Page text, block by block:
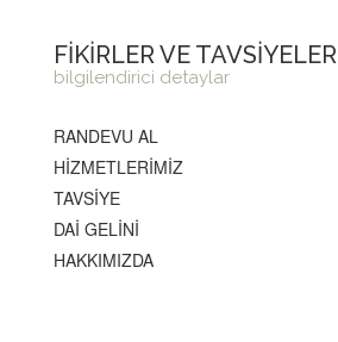
FİKİRLER VE TAVSİYELER
bilgilendirici detaylar
RANDEVU AL
HİZMETLERİMİZ
TAVSİYE
DAİ GELİNİ
HAKKIMIZDA